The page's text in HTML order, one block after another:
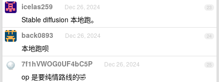
23
icelas259 Dec 26, 2024
Stable diffusion 本地跑。
24
back0893 Dec 26, 2024
本地跑呗
25
7f1hVWOG0UF4bC5P Dec 26, 2024
op 是要纯情路线的🤣